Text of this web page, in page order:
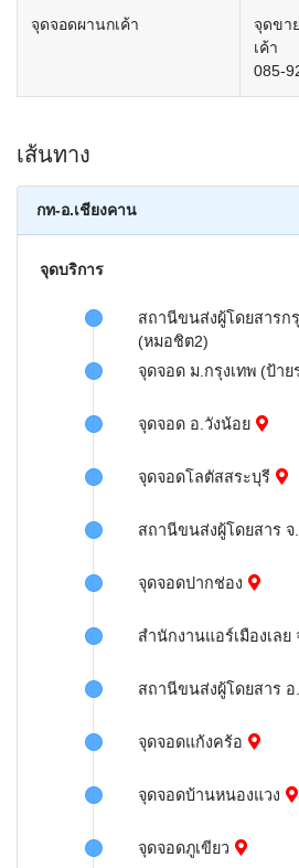
จุดจอดผานกเค้า
จุดขา
เค้า
085-
เส้นทาง
กท-อ.เชียงคาน
จุดบริการ
สถานีขนส่งผู้โดยสารก
(หมอชิต2)
จุดจอด ม.กรุงเทพ (ป้า
จุดจอด อ.วังน้อย
จุดจอดโลตัสสระบุรี
สถานีขนส่งผู้โดยสาร จ
จุดจอดปากช่อง
สำนักงานแอร์เมืองเลย
สถานีขนส่งผู้โดยสาร อ
จุดจอดแก้งคร้อ
จุดจอดบ้านหนองแวง
จุดจอดภูเขียว